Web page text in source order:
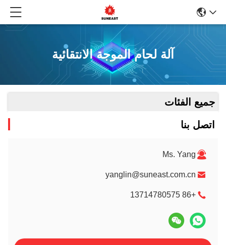
آلة لحام الموجة الانتقائية
جميع الفئات
اتصل بنا
Ms. Yang
yanglin@suneast.com.cn
+86 13714780575